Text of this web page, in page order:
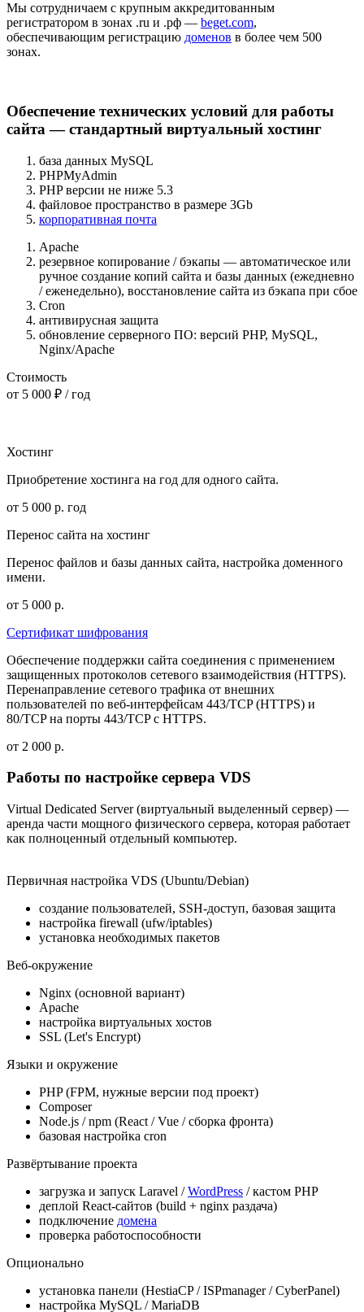
Мы сотрудничаем с крупным аккредитованным
регистратором в зонах .ru и .рф — beget.com,
обеспечивающим регистрацию доменов в более чем 500
зонах.
Обеспечение технических условий для работы
сайта — стандартный виртуальный хостинг
база данных MySQL
PHPMyAdmin
PHP версии не ниже 5.3
файловое пространство в размере 3Gb
корпоративная почта
Apache
резервное копирование / бэкапы — автоматическое или
ручное создание копий сайта и базы данных (ежедневно
/ еженедельно), восстановление сайта из бэкапа при сбое
Cron
антивирусная защита
обновление серверного ПО: версий PHP, MySQL,
Nginx/Apache
Стоимость
от 5 000 ₽ / год
Хостинг
Приобретение хостинга на год для одного сайта.
от 5 000 р. год
Перенос сайта на хостинг
Перенос файлов и базы данных сайта, настройка доменного
имени.
от 5 000 р.
Сертификат шифрования
Обеспечение поддержки сайта соединения с применением
защищенных протоколов сетевого взаимодействия (HTTPS).
Перенаправление сетевого трафика от внешних
пользователей по веб-интерфейсам 443/TCP (HTTPS) и
80/TCP на порты 443/TCP с HTTPS.
от 2 000 р.
Работы по настройке сервера VDS
Virtual Dedicated Server (виртуальный выделенный сервер) —
аренда части мощного физического сервера, которая работает
как полноценный отдельный компьютер.
Первичная настройка VDS (Ubuntu/Debian)
создание пользователей, SSH-доступ, базовая защита
настройка firewall (ufw/iptables)
установка необходимых пакетов
Веб-окружение
Nginx (основной вариант)
Apache
настройка виртуальных хостов
SSL (Let's Encrypt)
Языки и окружение
PHP (FPM, нужные версии под проект)
Composer
Node.js / npm (React / Vue / сборка фронта)
базовая настройка cron
Развёртывание проекта
загрузка и запуск Laravel /WordPress / кастом PHP
деплой React-сайтов (build + nginx раздача)
подключение домена
проверка работоспособности
Опционально
установка панели (HestiaCP / ISPmanager / CyberPanel)
настройка MySQL / MariaDB